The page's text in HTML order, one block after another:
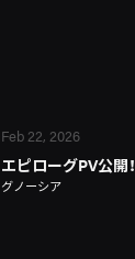
Feb 22, 2026
エピローグPV公開！
グノーシア